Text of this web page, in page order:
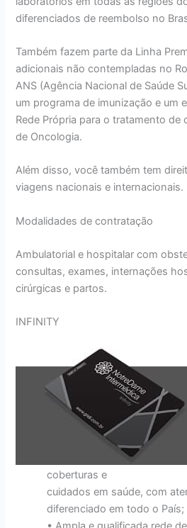
diferenciados de reembolso no
Também fazem parte da Linha
adicionais não contempladas no
ANS (Agência Nacional de Saúde
um programa de imunização e um
Rede Própria para o tratamento de
de Oncologia.
Além disso, você também tem
viagens nacionais e internacionais.
Modalidades de contratação
Ambulatorial e hospitalar com
consultas, exames, internações
cirúrgicas e partos.
INFINITY
coberturas e
cuidados em saúde, com
diferenciado em todo o País;